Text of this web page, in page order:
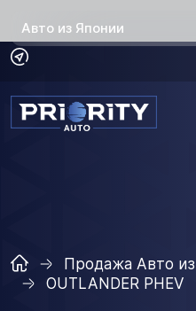
Авто из Японии
Продажа Авто
OUTLANDER PHEV